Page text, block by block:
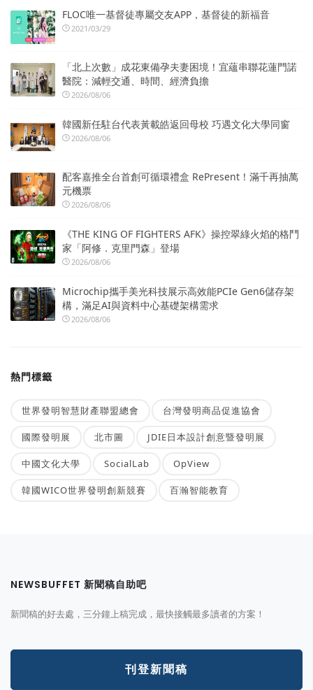
FLOC唯一基督徒專屬交友APP，基督徒的新福音
2021/03/29
「北上次數」成花東備孕夫妻困境！宜蘊串聯花蓮門諾
醫院：減輕交通、時間、經濟負擔
2026/08/06
韓國新任駐台代表黃載皓返回母校 巧遇文化大學同窗
2026/08/06
配客嘉推全台首創可循環禮盒 RePresent！滿千再抽萬
元機票
2026/08/06
《THE KING OF FIGHTERS AFK》操控翠綠火焰的格鬥
家「阿修．克里門森」登場
2026/08/06
Microchip攜手美光科技展示高效能PCIe Gen6儲存架
構，滿足AI與資料中心基礎架構需求
2026/08/06
熱門標籤
世界發明智慧財產聯盟總會 台灣發明商品促進協會
國際發明展 北市圖 JDIE日本設計創意暨發明展
中國文化大學 SocialLab OpView
韓國WICO世界發明創新競賽 百瀚智能教育
NEWSBUFFET 新聞稿自助吧
新聞稿的好去處，三分鐘上稿完成，最快接觸最多讀者的方案！
刊登新聞稿